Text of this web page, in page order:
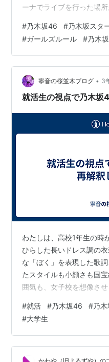
ーナでライブを行った場
ルール」だった。 同じこ
「ガールズルール」って
ていたわけではないと思
を悪く言う人、今ではひ
ソ叩かれてた。”SKEみた
の声とかあった。君の名
#乃木坂46 #乃木坂スタ
#ガールズルール #乃木
寧音の桜並木ブログ • 3
就活生の視点で乃木坂
わたしは、高校1年生の時
ひらした長いドレス調の
な「ぼく」を表現した歌
たスタイルも小顔さも国
囲気も、女子校を想像さ
が行えるほどのファン層
る一期生在籍当時から続
ば、 最近は公式が運営す
さまざまな媒体でいろん
#就活 #乃木坂46 #乃
#大学生